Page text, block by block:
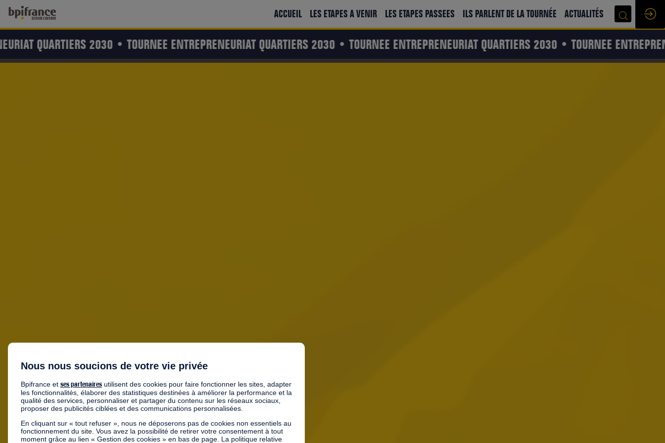
ACCUEIL LES ETAPES A VENIR LES ETAPES PASSEES ILS PARLENT DE LA TOURNÉE ACTUALITÉS
QUARTIERS 2030 • TOURNEE ENTREPRENEURIAT QUARTIERS 2030 • TOURNEE ENTREPRENEURIAT QUARTIERS 2030 • TOURNEE
Nous nous soucions de votre vie privée
Bpifrance et ses partenaires utilisent des cookies pour faire fonctionner les sites, adapter
les fonctionnalités, élaborer des statistiques destinées à améliorer la performance et la
qualité des services, personnaliser et partager du contenu sur les réseaux sociaux,
proposer des publicités ciblées et des communications personnalisées.
En cliquant sur « tout refuser », nous ne déposerons pas de cookies non essentiels au
fonctionnement du site. Vous avez la possibilité de retirer votre consentement à tout
moment grâce au lien « Gestion des cookies » en bas de page. La politique relative